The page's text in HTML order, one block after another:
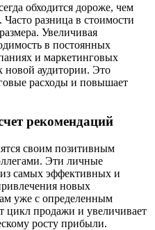
обходится дороже, чем
разница в стоимости
Увеличивая
в постоянных
и маркетинговых
новой аудитории. Это
расходы и повышает
рекомендаций
своим позитивным
Эти личные
самых эффективных и
новых
уже с определенным
цикл продажи и увеличивает
росту прибыли.